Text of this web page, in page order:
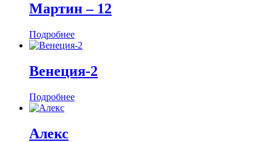
Мартин ‒ 12
Подробнее
Венеция-2
Подробнее
Алекс